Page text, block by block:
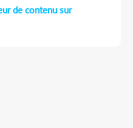
de contenu sur